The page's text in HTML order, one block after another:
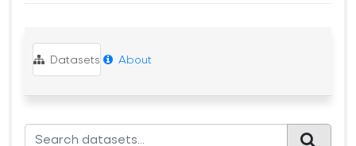
Datasets About